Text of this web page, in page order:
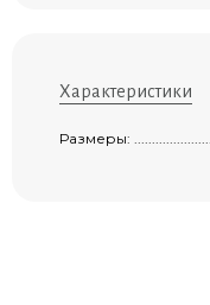
Характеристики
Размеры: